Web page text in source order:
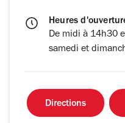
Heures
De midi à 14h30
samedi et
Directions